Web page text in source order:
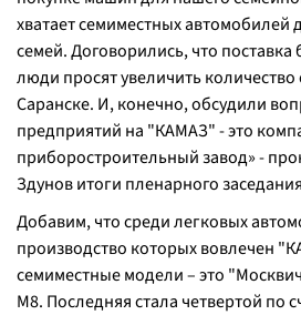
хватает семиместных автомобилей
семей. Договорились, что поставка
люди просят увеличить количество
Саранске. И, конечно, обсудили
предприятий на "КАМАЗ" - это
приборостроительный завод» -
Здунов итоги пленарного
Добавим, что среди легковых
производство которых вовлечен
семиместные модели – это
М8. Последняя стала четвертой по